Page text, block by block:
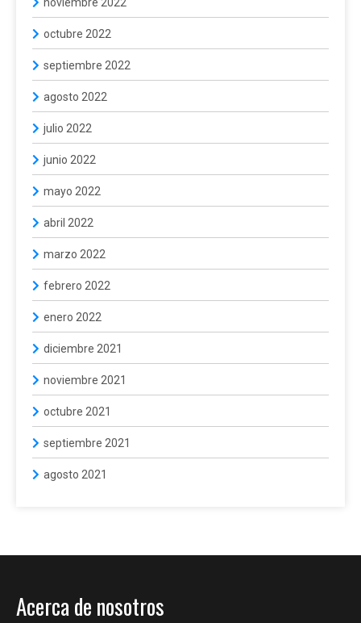
octubre 2022
septiembre 2022
agosto 2022
julio 2022
junio 2022
mayo 2022
abril 2022
marzo 2022
febrero 2022
enero 2022
diciembre 2021
noviembre 2021
octubre 2021
septiembre 2021
agosto 2021
Acerca de nosotros